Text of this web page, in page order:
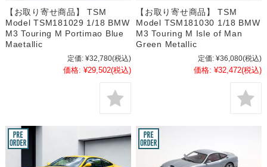
【お取り寄せ商品】 TSM
Model TSM181029 1/18 BMW
M3 Touring M Portimao Blue
Maetallic
定価: ¥32,780(税込)
価格: ¥29,502(税込)
【お取り寄せ商品】 TSM
Model TSM181030 1/18 BMW
M3 Touring M Isle of Man
Green Metallic
定価: ¥36,080(税込)
価格: ¥32,472(税込)